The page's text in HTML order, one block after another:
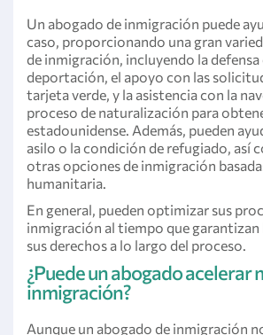
Un abogado de inmigración puede
caso, proporcionando una gran
de inmigración, incluyendo la defensa
deportación, el apoyo con las
tarjeta verde, y la asistencia con la
proceso de naturalización para
estadounidense. Además, pueden
asilo o la condición de refugiado, así
otras opciones de inmigración
humanitaria.
En general, pueden optimizar sus
inmigración al tiempo que
sus derechos a lo largo del proceso.
¿Puede un abogado acelerar
inmigración?
Aunque un abogado de inmigración